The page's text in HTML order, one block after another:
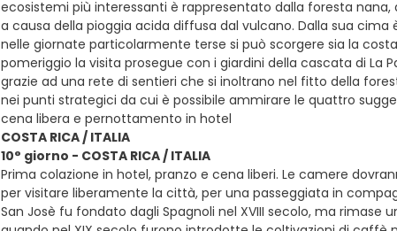
ecosistemi più interessanti è rappresentato dalla foresta
a causa della pioggia acida diffusa dal vulcano. Dalla sua
nelle giornate particolarmente terse si può scorgere sia la
pomeriggio la visita prosegue con i giardini della cascata di La
grazie ad una rete di sentieri che si inoltrano nel fitto della
nei punti strategici da cui è possibile ammirare le quattro
cena libera e pernottamento in hotel
COSTA RICA / ITALIA
10° giorno - COSTA RICA / ITALIA
Prima colazione in hotel, pranzo e cena liberi. Le camere
per visitare liberamente la città, per una passeggiata in
San Josè fu fondato dagli Spagnoli nel XVIII secolo, ma